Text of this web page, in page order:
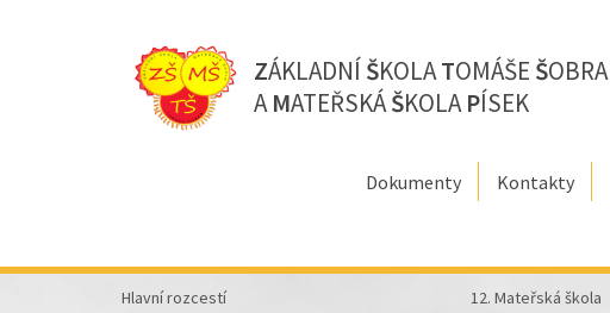
ZÁKLADNÍ ŠKOLATOMÁŠE ŠOBRA
AMATEŘSKÁŠKOLAPÍSEK
Dokumenty Kontakty
Hlavní rozcestí 12. Mateřská škola